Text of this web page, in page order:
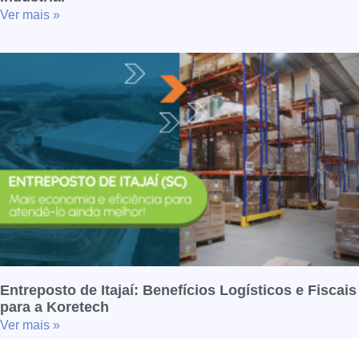
Ver mais »
Entreposto de Itajaí: Benefícios Logísticos e Fiscais
para a Koretech
Ver mais »